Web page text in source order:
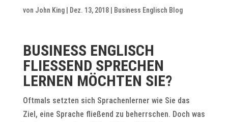
von John King| Dez. 13, 2018 | Business Englisch Blog
BUSINESS ENGLISCH
FLIESSEND SPRECHEN L
ERNEN MÖCHTEN SIE?
Oftmals setzten sich Sprachenlerner wie Sie das
Ziel, eine Sprache fließend zu beherrschen. Doch was